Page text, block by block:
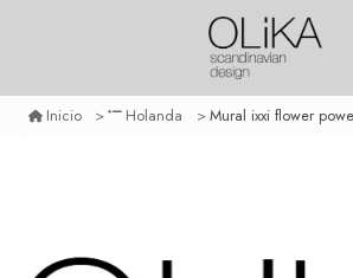
Inicio Holanda Mural ixxi flower power